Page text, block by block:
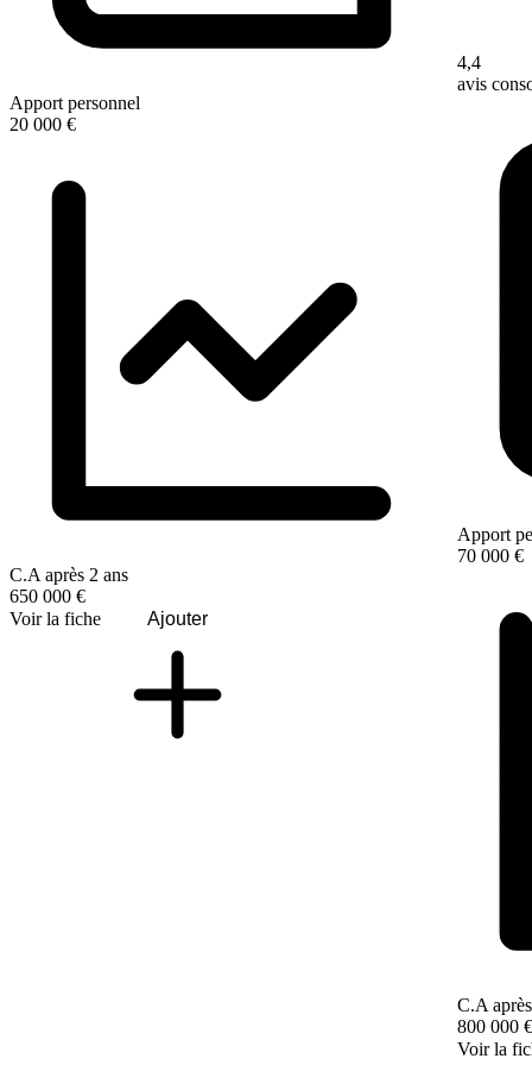
Apport personnel
20 000 €
C.A après 2 ans
650 000 €
Voir la fiche
Ajouter
4,4
avis
Apport
70 000 €
C.A
800 000 €
Voir la